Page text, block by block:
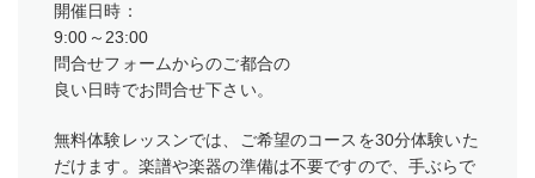
開催日時：
9:00～23:00
問合せフォームからのご都合の
良い日時でお問合せ下さい。
無料体験レッスンでは、ご希望のコースを30分体験いた
だけます。楽譜や楽器の準備は不要ですので、手ぶらで